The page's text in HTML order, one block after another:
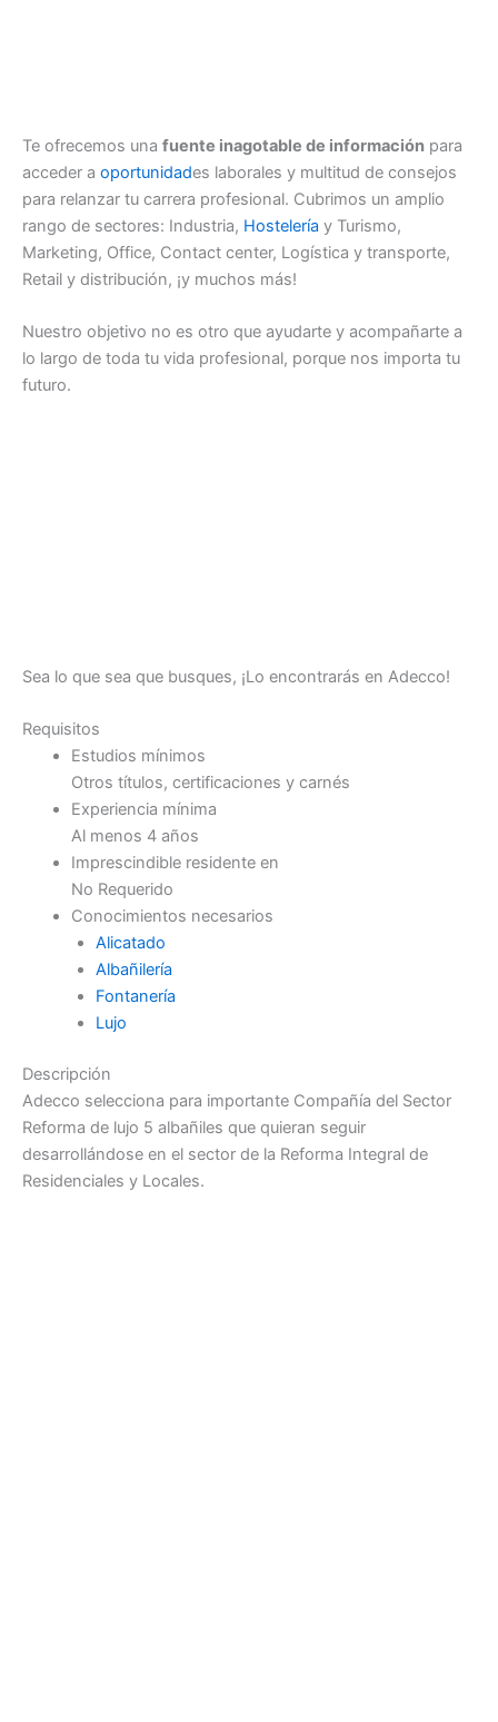
Te ofrecemos una fuente inagotable de información para
acceder a oportunidades laborales y multitud de consejos
para relanzar tu carrera profesional. Cubrimos un amplio
rango de sectores: Industria, Hostelería y Turismo,
Marketing, Office, Contact center, Logística y transporte,
Retail y distribución, ¡y muchos más!
Nuestro objetivo no es otro que ayudarte y acompañarte a
lo largo de toda tu vida profesional, porque nos importa tu
futuro.
Sea lo que sea que busques, ¡Lo encontrarás en Adecco!
Requisitos
Estudios mínimos
Otros títulos, certificaciones y carnés
Experiencia mínima
Al menos 4 años
Imprescindible residente en
No Requerido
Conocimientos necesarios
Alicatado
Albañilería
Fontanería
Lujo
Descripción
Adecco selecciona para importante Compañía del Sector
Reforma de lujo 5 albañiles que quieran seguir
desarrollándose en el sector de la Reforma Integral de
Residenciales y Locales.